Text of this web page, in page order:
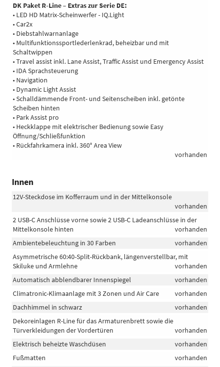
DK Paket R-Line – Extras zur Serie DE:
• LED HD Matrix-Scheinwerfer - IQ.Light
• Car2x
• Diebstahlwarnanlage
• Multifunktionssportlederlenkrad, beheizbar und mit
Schaltwippen
• Travel assist inkl. Lane Assist, Traffic Assist und Emergency Assist
• IDA Sprachsteuerung
• Navigation
• Dynamic Light Assist
• Schalldämmende Front- und Seitenscheiben inkl. getönte
Scheiben hinten
• Park Assist pro
• Heckklappe mit elektrischer Bedienung sowie Easy
Öffnung/Schließfunktion
• Rückfahrkamera inkl. 360° Area View
vorhanden
Innen
12V-Steckdose im Kofferraum und in der Mittelkonsole
vorhanden
2 USB-C Anschlüsse vorne sowie 2 USB-C Ladeanschlüsse in der
Mittelkonsole hinten
vorhanden
Ambientebeleuchtung in 30 Farben
vorhanden
Asymmetrische 60:40-Split-Rückbank, längenverstellbar, mit
Skiluke und Armlehne
vorhanden
Automatisch abblendbarer Innenspiegel
vorhanden
Climatronic-Klimaanlage mit 3 Zonen und Air Care
vorhanden
Dachhimmel in schwarz
vorhanden
Dekoreinlagen R-Line für das Armaturenbrett sowie die
Türverkleidungen der Vordertüren
vorhanden
Elektrisch beheizte Waschdüsen
vorhanden
Fußmatten
vorhanden